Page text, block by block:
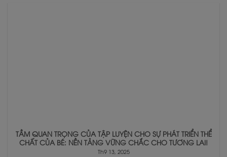
TẦM QUAN TRỌNG CỦA TẬP LUYỆN CHO SỰ PHÁT TRIỂN THỂ
CHẤT CỦA BÉ: NỀN TẢNG VỮNG CHẮC CHO TƯƠNG LAI!
Th9 13, 2025